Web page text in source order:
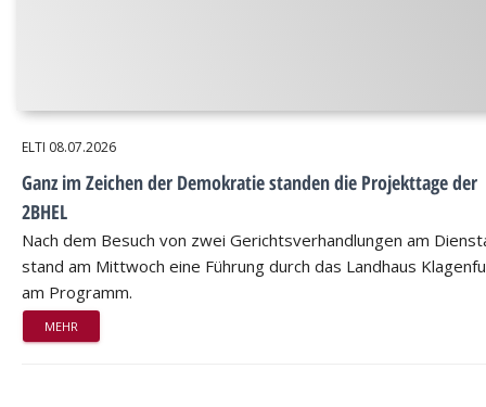
ELTI 08.07.2026
Ganz im Zeichen der Demokratie standen die Projekttage der
2BHEL
Nach dem Besuch von zwei Gerichtsverhandlungen am
stand am Mittwoch eine Führung durch das Landhaus
am Programm.
MEHR